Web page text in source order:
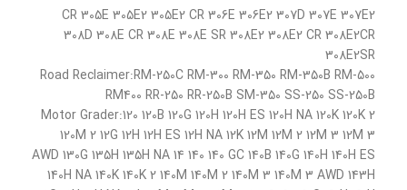
CR 305E 305E2 305E2 CR 306E 306E2 307D 307E 307E2
308D 308E CR 308E 308E SR 308E2 308E2 CR 308E2CR
308E2SR
Road Reclaimer:RM-250C RM-300 RM-350 RM-350B RM-500
RM400 RR-250 RR-250B SM-350 SS-250 SS-250B
Motor Grader:120 120B 120G 120H 120H ES 120H NA 120K 120K 2
120M 2 12G 12H 12H ES 12H NA 12K 12M 12M 2 12M 3 12M 3
AWD 130G 135H 135H NA 14 140 140 GC 140B 140G 140H 140H ES
140H NA 140K 140K 2 140M 140M 2 140M 3 140M 3 AWD 143H